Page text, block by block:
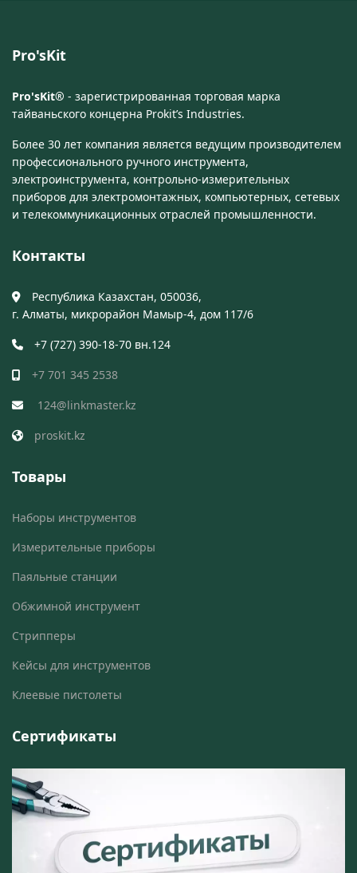
Pro'sKit
Pro'sKit® - зарегистрированная торговая марка
тайваньского концерна Prokit’s Industries.
Более 30 лет компания является ведущим производителем
профессионального ручного инструмента,
электроинструмента, контрольно-измерительных
приборов для электромонтажных, компьютерных, сетевых
и телекоммуникационных отраслей промышленности.
Контакты
Республика Казахстан, 050036,
г. Алматы, микрорайон Мамыр-4, дом 117/6
+7 (727) 390-18-70 вн.124
+7 701 345 2538
124@linkmaster.kz
proskit.kz
Товары
Наборы инструментов
Измерительные приборы
Паяльные станции
Обжимной инструмент
Стрипперы
Кейсы для инструментов
Клеевые пистолеты
Сертификаты